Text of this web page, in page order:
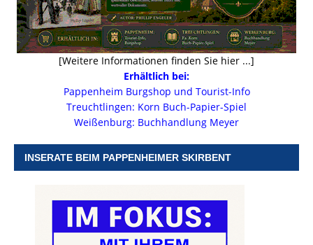
[Weitere Informationen finden Sie hier ...]
Erhältlich bei:
Pappenheim Burgshop und Tourist-Info
Treuchtlingen: Korn Buch-Papier-Spiel
Weißenburg: Buchhandlung Meyer
INSERATE BEIM PAPPENHEIMER SKIRBENT